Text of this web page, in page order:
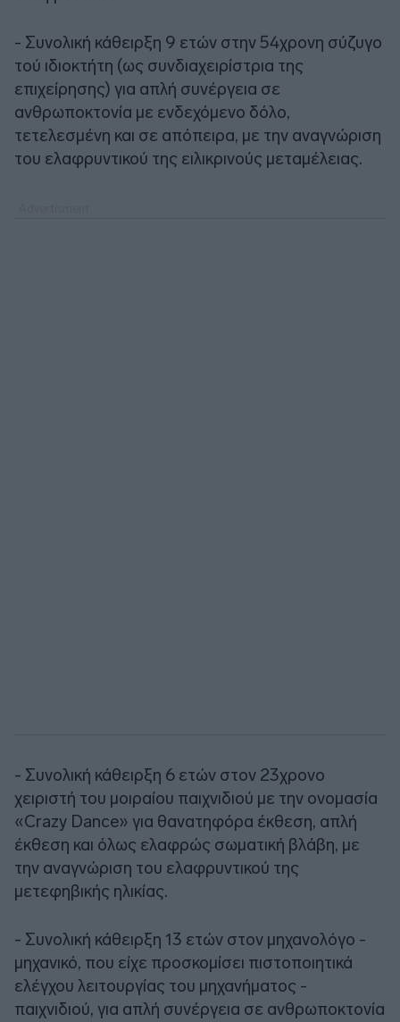
- Συνολική κάθειρξη 9 ετών στην 54χρονη σύζυγο
τού ιδιοκτήτη (ως συνδιαχειρίστρια της
επιχείρησης) για απλή συνέργεια σε
ανθρωποκτονία με ενδεχόμενο δόλο,
τετελεσμένη και σε απόπειρα, με την αναγνώριση
του ελαφρυντικού της ειλικρινούς μεταμέλειας.
- Συνολική κάθειρξη 6 ετών στον 23χρονο
χειριστή του μοιραίου παιχνιδιού με την ονομασία
«Crazy Dance» για θανατηφόρα έκθεση, απλή
έκθεση και όλως ελαφρώς σωματική βλάβη, με
την αναγνώριση του ελαφρυντικού της
μετεφηβικής ηλικίας.
- Συνολική κάθειρξη 13 ετών στον μηχανολόγο -
μηχανικό, που είχε προσκομίσει πιστοποιητικά
ελέγχου λειτουργίας του μηχανήματος -
παιχνιδιού, για απλή συνέργεια σε ανθρωποκτονία